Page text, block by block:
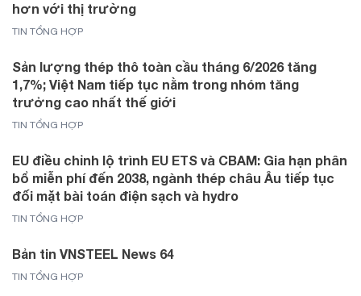
hơn với thị trường
TIN TỔNG HỢP
Sản lượng thép thô toàn cầu tháng 6/2026 tăng
1,7%; Việt Nam tiếp tục nằm trong nhóm tăng
trưởng cao nhất thế giới
TIN TỔNG HỢP
EU điều chỉnh lộ trình EU ETS và CBAM: Gia hạn phân
bổ miễn phí đến 2038, ngành thép châu Âu tiếp tục
đối mặt bài toán điện sạch và hydro
TIN TỔNG HỢP
Bản tin VNSTEEL News 64
TIN TỔNG HỢP